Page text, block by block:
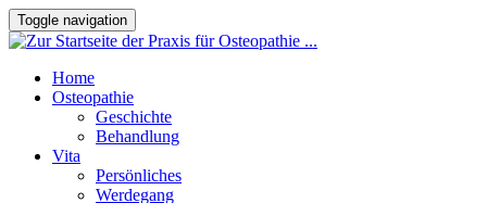
Toggle navigation
Home
Osteopathie
Geschichte
Behandlung
Vita
Persönliches
Werdegang